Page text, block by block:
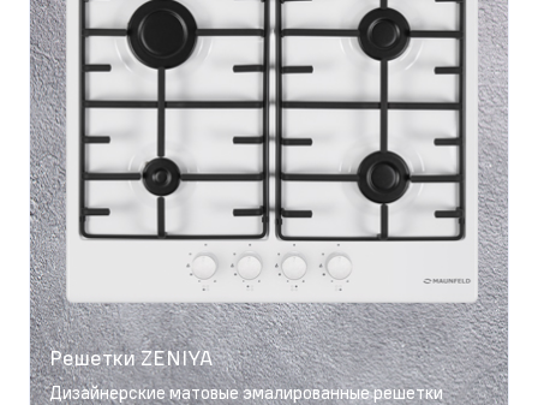
Решетки ZENIYA
Дизайнерские матовые эмалированные решетки